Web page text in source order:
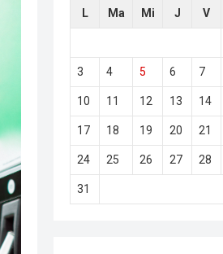
L Ma Mi J V
3 4 5 6 7
10 11 12 13 14
17 18 19 20 21
24 25 26 27 28
31